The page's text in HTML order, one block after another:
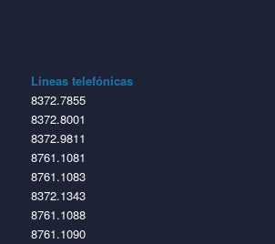
Líneas telefónicas
8372.7855
8372.8001
8372.9811
8761.1081
8761.1083
8372.1343
8761.1088
8761.1090